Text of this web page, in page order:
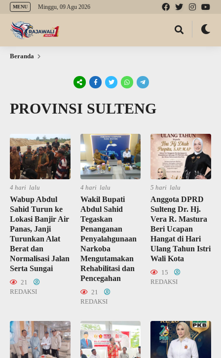
MENU Minggu, 09 Agu 2026
Beranda
PROVINSI SULTENG
4 hari lalu
Wabup Abdul
Sahid Turun ke
Lokasi Banjir Air
Panas, Janji
Turunkan Alat
Berat dan
Normalisasi Jalan
Serta Sungai
21
REDAKSI
4 hari lalu
Wakil Bupati
Abdul Sahid
Tegaskan
Penanganan
Penyalahgunaan
Narkoba
Mengutamakan
Rehabilitasi dan
Pencegahan
21
REDAKSI
5 hari lalu
Anggota DPRD
Sulteng Dr. Hj.
Vera R. Mastura
Beri Ucapan
Hangat di Hari
Ulang Tahun Istri
Wali Kota
15
REDAKSI